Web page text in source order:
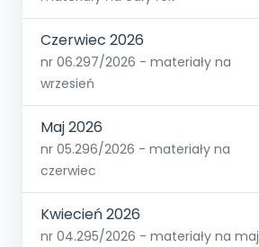
Czerwiec 2026
nr 06.297/2026 - materiały na
wrzesień
Maj 2026
nr 05.296/2026 - materiały na
czerwiec
Kwiecień 2026
nr 04.295/2026 - materiały na maj